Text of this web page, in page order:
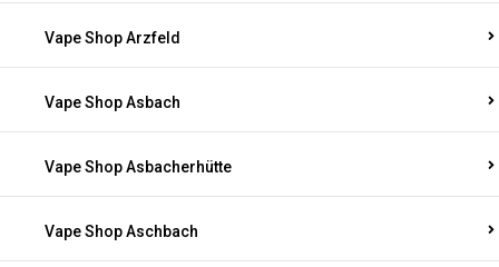
Vape Shop Arzfeld
Vape Shop Asbach
Vape Shop Asbacherhütte
Vape Shop Aschbach